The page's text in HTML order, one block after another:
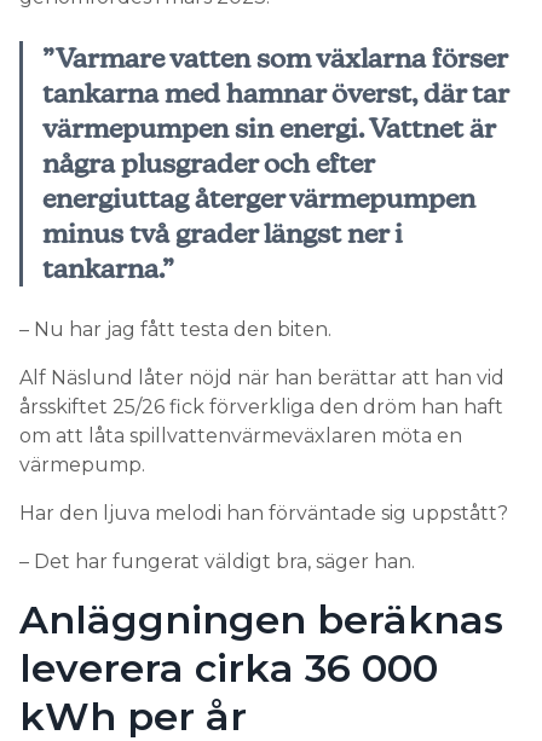
”Varmare vatten som växlarna förser
tankarna med hamnar överst, där tar
värmepumpen sin energi. Vattnet är
några plusgrader och efter
energiuttag återger värmepumpen
minus två grader längst ner i
tankarna.”
– Nu har jag fått testa den biten.
Alf Näslund låter nöjd när han berättar att han vid
årsskiftet 25/26 fick förverkliga den dröm han haft
om att låta spillvattenvärmeväxlaren möta en
värmepump.
Har den ljuva melodi han förväntade sig uppstått?
– Det har fungerat väldigt bra, säger han.
Anläggningen beräknas
leverera cirka 36 000
kWh per år